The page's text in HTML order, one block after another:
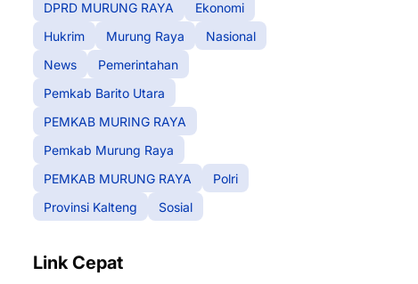
DPRD MURUNG RAYA
Ekonomi
Hukrim
Murung Raya
Nasional
News
Pemerintahan
Pemkab Barito Utara
PEMKAB MURING RAYA
Pemkab Murung Raya
PEMKAB MURUNG RAYA
Polri
Provinsi Kalteng
Sosial
Link Cepat